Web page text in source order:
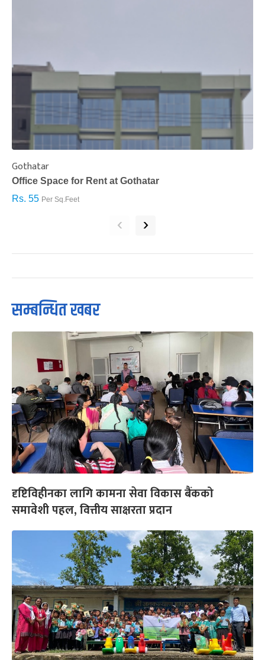
Gothatar
Office Space for Rent at Gothatar
Rs. 55 Per Sq.Feet
‹ ›
सम्बन्धित खबर
दृष्टिविहीनका लागि कामना सेवा विकास बैंकको
समावेशी पहल, वित्तीय साक्षरता प्रदान